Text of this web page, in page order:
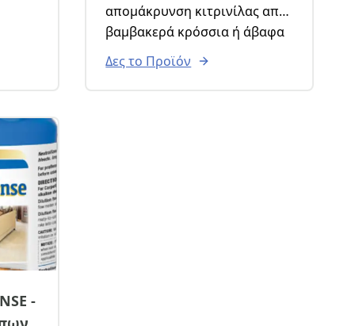
απομάκρυνση κιτρινίλας από
βαμβακερά κρόσσια ή άβαφα
χειροποίητα χαλιά.
Δες το Προϊόν
-